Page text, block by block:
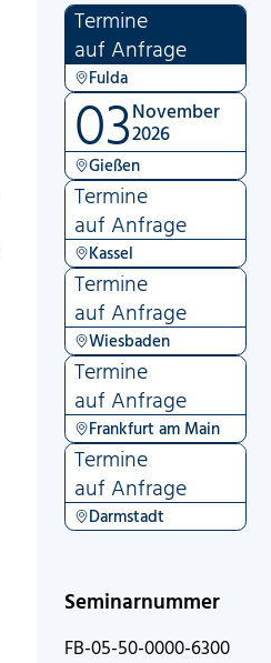
Termine
auf Anfrage
Fulda
03November
2026
Gießen
Termine
auf Anfrage
Kassel
Termine
auf Anfrage
Wiesbaden
Termine
auf Anfrage
Frankfurt am Main
Termine
auf Anfrage
Darmstadt
Seminarnummer
FB-05-50-0000-6300